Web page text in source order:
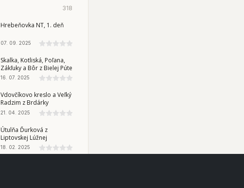
318
Hrebeňovka NT, 1. deň
07. 09. 2025
NÍZKE TATRY
Skalka, Kotliská, Poľana,
Zákľuky a Bôr z Bielej Púte
16. 07. 2025
REVÚCKA VRCHOVINA
Vdovčíkovo kreslo a Veľký
Radzim z Brdárky
21. 04. 2025
NÍZKE TATRY
Útulňa Ďurková z
Liptovskej Lúžnej
18. 02. 2025